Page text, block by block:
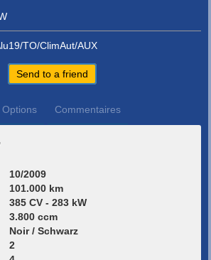
TO/ClimAut/AUX
Send to a friend
Options Commentaires
10/2009
101.000 km
385 CV - 283 kW
3.800 ccm
Noir / Schwarz
2